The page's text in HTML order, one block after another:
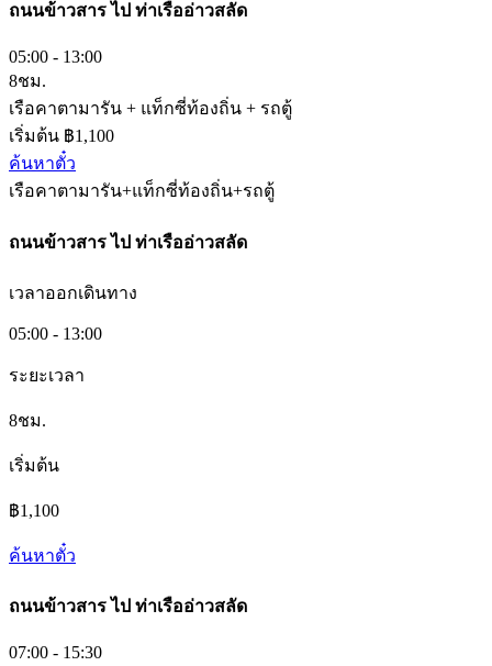
ถนนข้าวสารไป ท่าเรืออ่าวสลัด
05:00 - 13:00
8ชม.
เรือคาตามารัน + แท็กซี่ท้องถิ่น + รถตู้
เริ่มต้น ฿1,100
ค้นหาตั๋ว
เรือคาตามารัน+แท็กซี่ท้องถิ่น+รถตู้
ถนนข้าวสารไป ท่าเรืออ่าวสลัด
เวลาออกเดินทาง
05:00 - 13:00
ระยะเวลา
8ชม.
เริ่มต้น
฿1,100
ค้นหาตั๋ว
ถนนข้าวสารไป ท่าเรืออ่าวสลัด
07:00 - 15:30